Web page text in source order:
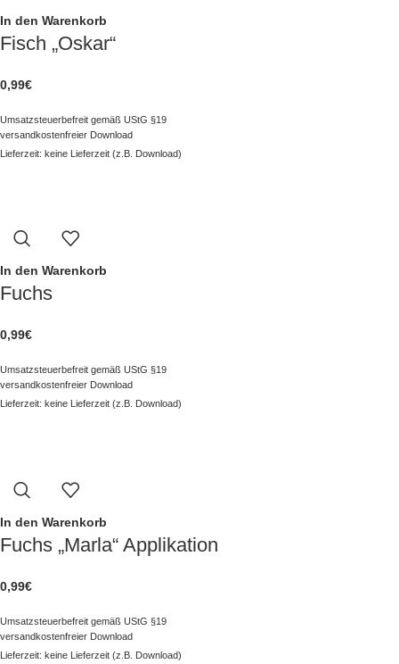
In den Warenkorb
Fisch „Oskar“
0,99€
Umsatzsteuerbefreit gemäß UStG §19
versandkostenfreier Download
Lieferzeit: keine Lieferzeit (z.B. Download)
In den Warenkorb
Fuchs
0,99€
Umsatzsteuerbefreit gemäß UStG §19
versandkostenfreier Download
Lieferzeit: keine Lieferzeit (z.B. Download)
In den Warenkorb
Fuchs „Marla“ Applikation
0,99€
Umsatzsteuerbefreit gemäß UStG §19
versandkostenfreier Download
Lieferzeit: keine Lieferzeit (z.B. Download)